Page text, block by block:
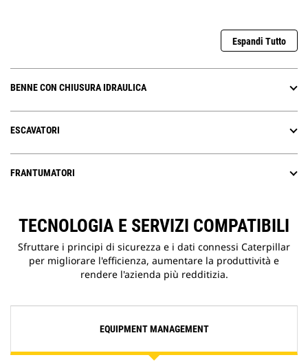
Espandi Tutto
BENNE CON CHIUSURA IDRAULICA
ESCAVATORI
FRANTUMATORI
TECNOLOGIA E SERVIZI COMPATIBILI
Sfruttare i principi di sicurezza e i dati connessi Caterpillar
per migliorare l'efficienza, aumentare la produttività e
rendere l'azienda più redditizia.
EQUIPMENT MANAGEMENT